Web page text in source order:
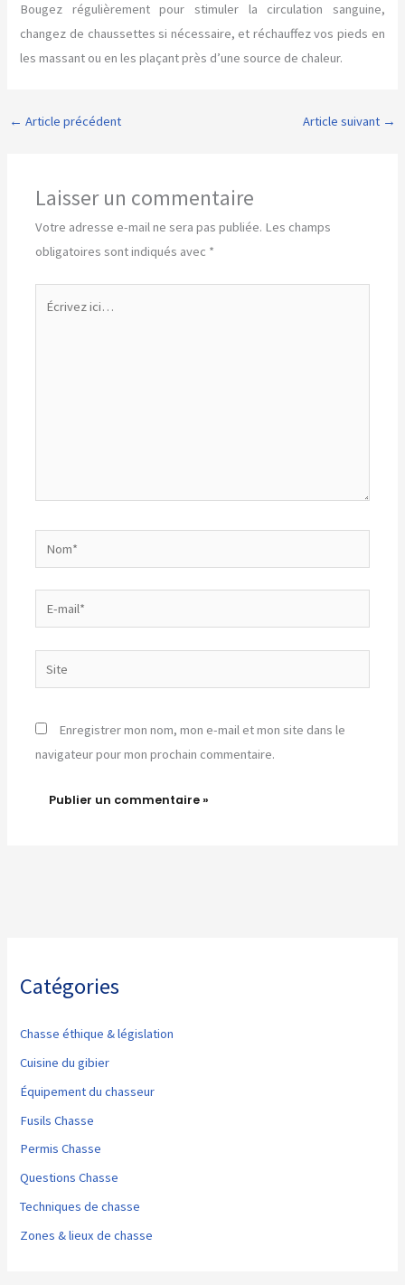
Bougez régulièrement pour stimuler la circulation sanguine,
changez de chaussettes si nécessaire, et réchauffez vos pieds en
les massant ou en les plaçant près d’une source de chaleur.
← Article précédent Article suivant →
Laisser un commentaire
Votre adresse e-mail ne sera pas publiée. Les champs
obligatoires sont indiqués avec *
mail*
Site
Enregistrer mon nom, mon e-mail et mon site dans le
navigateur pour mon prochain commentaire.
Catégories
Chasse éthique & législation
Cuisine du gibier
Équipement du chasseur
Fusils Chasse
Permis Chasse
Questions Chasse
Techniques de chasse
Zones & lieux de chasse